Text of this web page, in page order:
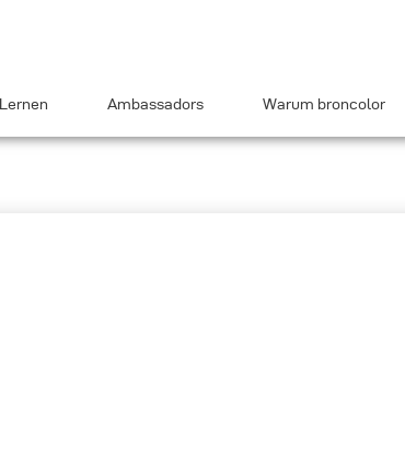
Lernen Ambassadors Warum broncolor